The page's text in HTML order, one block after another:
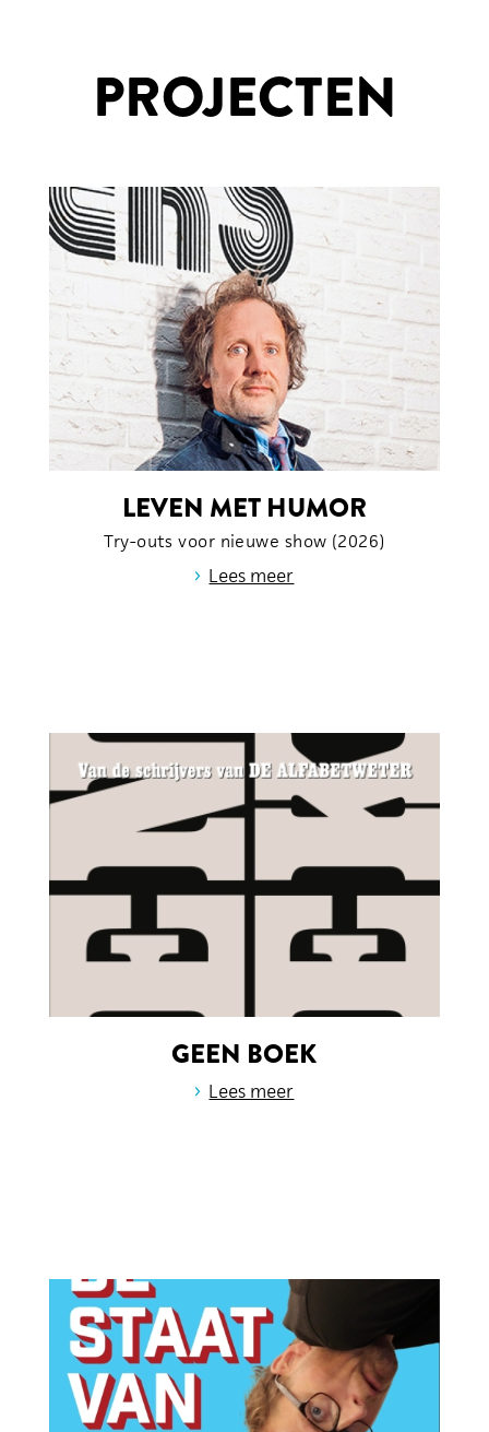
PROJECTEN
LEVEN MET HUMOR
Try-outs voor nieuwe show (2026)
› Lees meer
GEEN BOEK
› Lees meer